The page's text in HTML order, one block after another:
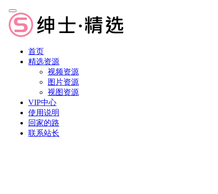
首页
精选资源
视频资源
图片资源
视图资源
VIP中心
使用说明
回家的路
联系站长